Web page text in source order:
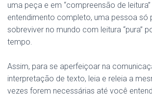
uma peça e em “compreensão de
entendimento completo, uma pessoa só
sobreviver no mundo com leitura “pura”
tempo.
Assim, para se aperfeiçoar na
interpretação de texto, leia e releia a
vezes forem necessárias até você